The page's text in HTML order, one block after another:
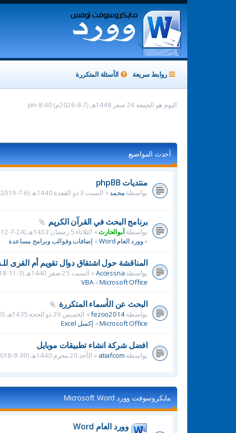
روابط سريعة الأسئلة المتكررة
اليوم هو الجمعة 24 صفر 1448هـ (7-8-2026م) 8:40 pm
أحدث المواضيع
منتديات phpBB
بواسطة محمد» السبت 3 ذو القعدة 1440هـ (6-7-2019م) 3:03 am » في
برنامج البحث في القرآن الكريم
بواسطةأبوالحارث» الثلاثاء 5 رمضان 1433هـ (24-7-2012م) 3:37 pm » في
»وورد العام Word » إضافات وقوالب وبرامج مساعدة
المناقشة حول اشتقاق دوال تقويم أم القرى للـVBA من دوال أخرى
بواسطة Accessna » السبت 25 صفر 1440هـ (3-11-2018م) 11:49 pm » في
Microsoft Office
»
VBA
البحث عن الأسماء المتكررة
بواسطةfezoo2014» الخميس 29 ذو الحجة 1435هـ (23-10-2014م) 10:17 am » في
Microsoft Office
» إكسل Excel
افضل شركة انشاء تطبيقات موبايل
بواسطة atiafcom » الأحد 20 محرم 1440هـ (30-9-2018م) 1:07 pm » في
مايكروسوفت وورد Microsoft Word
وورد العام Word